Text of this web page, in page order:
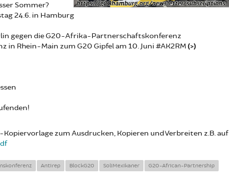
Sommer?
24.6. in Hamburg
gegen die G20-Afrika-Partnerschaftskonferenz
in Rhein-Main zum G20 Gipfel am 10. Juni #AK2RM (>)
zum Ausdrucken, Kopieren und Verbreiten z.B. auf
Antirep BlockG20 SoliMexikaner G20-African-Partnership